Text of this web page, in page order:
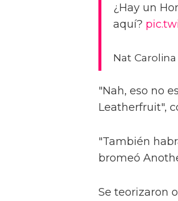
¿Hay un
aquí?
Nat Carolina
"Nah, eso no
Leatherfruit",
"También
bromeó
Se teorizaron